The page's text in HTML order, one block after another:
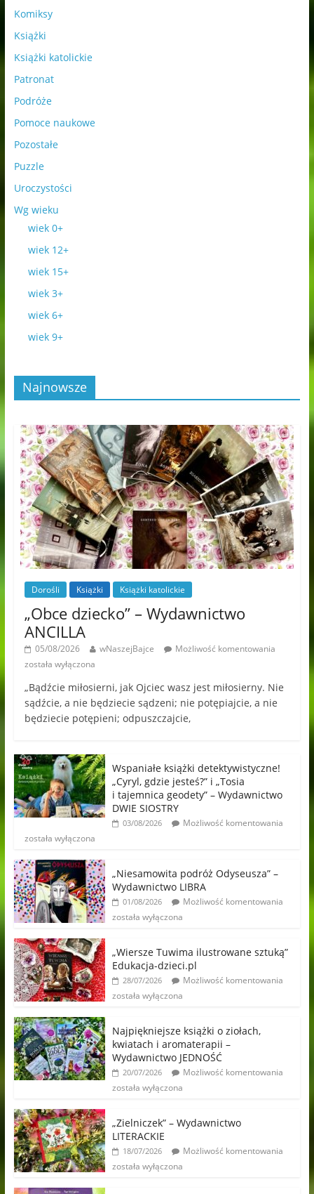
Komiksy
Książki
Książki katolickie
Patronat
Podróże
Pomoce naukowe
Pozostałe
Puzzle
Uroczystości
Wg wieku
wiek 0+
wiek 12+
wiek 15+
wiek 3+
wiek 6+
wiek 9+
Najnowsze
Dorośli Książki Książki katolickie
„Obce dziecko” – Wydawnictwo
ANCILLA
05/08/2026 wNaszejBajce
Możliwość komentowania
została wyłączona
„Bądźcie miłosierni, jak Ojciec wasz jest miłosierny. Nie
sądźcie, a nie będziecie sądzeni; nie potępiajcie, a nie
będziecie potępieni; odpuszczajcie,
Wspaniałe książki detektywistyczne!
„Cyryl, gdzie jesteś?” i „Tosia
i tajemnica geodety” – Wydawnictwo
DWIE SIOSTRY
03/08/2026
Możliwość komentowania
została wyłączona
„Niesamowita podróż Odyseusza” –
Wydawnictwo LIBRA
01/08/2026
Możliwość komentowania
została wyłączona
„Wiersze Tuwima ilustrowane sztuką”
Edukacja-dzieci.pl
28/07/2026
Możliwość komentowania
została wyłączona
Najpiękniejsze książki o ziołach,
kwiatach i aromaterapii –
Wydawnictwo JEDNOŚĆ
20/07/2026
Możliwość komentowania
została wyłączona
„Zielniczek” – Wydawnictwo
LITERACKIE
18/07/2026
Możliwość komentowania
została wyłączona